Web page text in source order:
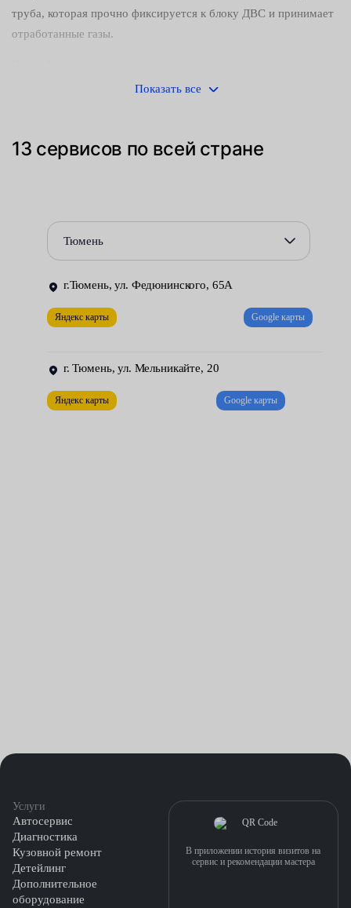
труба, которая прочно фиксируется к блоку ДВС и принимает
отработанные газы.
выводит излишки по выхлопному трапу;
отражает вибрации, образуемые при детонации;
Характерные признаки неисправности — высокий уровень
шума, увеличение расхода горючего, запах гари в салоне,
обслуживания Fresh Auto. Наши специалисты имеют большой
Показать все
13 сервисов по всей стране
Тюмень
г.Тюмень, ул. Федюнинского, 65А
Яндекс карты Google карты
г. Тюмень, ул. Мельникайте, 20
Яндекс карты Google карты
Услуги
Автосервис
Диагностика
Кузовной ремонт
Детейлинг
Дополнительное
оборудование
В приложении история визитов на
сервис и рекомендации мастера